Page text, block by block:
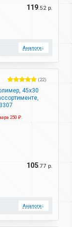
119 .52 р.
Аналоги↓
(22)
45х30
250 ₽.
105 .77 р.
Аналоги↓